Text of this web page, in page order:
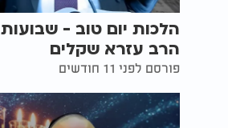
הלכות יום טוב - שבועות |
הרב עזרא שקלים
פורסם לפני 11 חודשים